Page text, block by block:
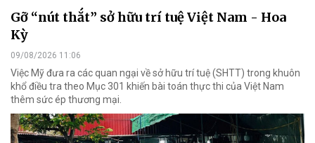
Gỡ “nút thắt” sở hữu trí tuệ Việt Nam - Hoa
Kỳ
09/08/2026 11:06
Việc Mỹ đưa ra các quan ngại về sở hữu trí tuệ (SHTT) trong khuôn
khổ điều tra theo Mục 301 khiến bài toán thực thi của Việt Nam
thêm sức ép thương mại.